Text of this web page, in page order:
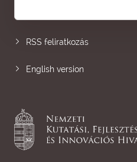
RSS feliratkozás
English version